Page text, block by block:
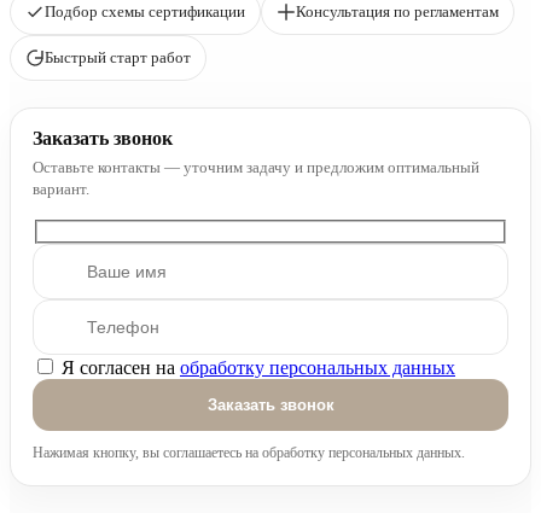
Подбор схемы сертификации Консультация по регламентам
Быстрый старт работ
Заказать звонок
Оставьте контакты — уточним задачу и предложим оптимальный
вариант.
Оставьте это поле пустым.
Я согласен на обработку персональных данных
Нажимая кнопку, вы соглашаетесь на обработку персональных данных.